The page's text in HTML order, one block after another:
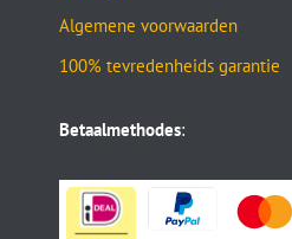
Algemene voorwaarden
100% tevredenheids garantie
Betaalmethodes: